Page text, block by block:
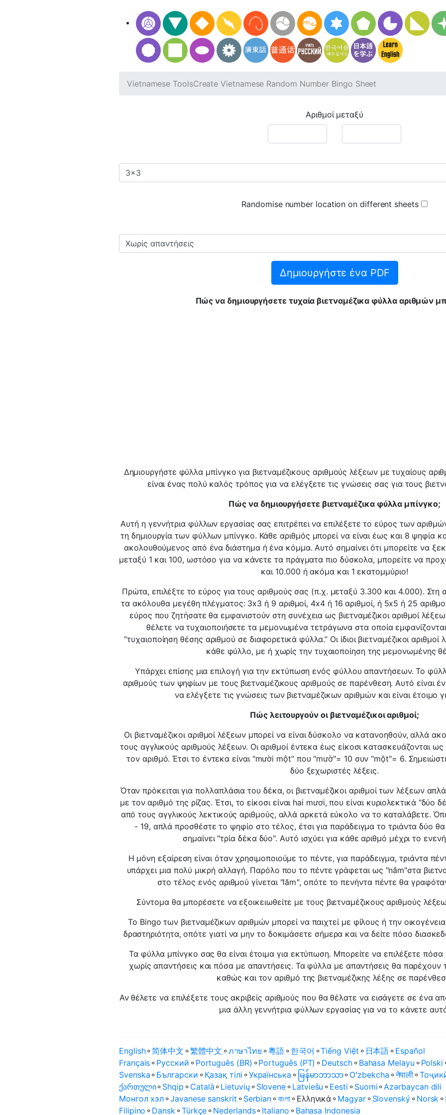
Vietnamese ToolsCreate Vietnamese Random Number Bingo Sheet
Αριθμοί μεταξύ
Randomise number location on different sheets
Δημιουργήστε ένα PDF
Πώς να δημιουργήσετε τυχαία βιετναμέζικα φύλλα αριθμών
Δημιουργήστε φύλλα μπίνγκο για βιετναμέζικους αριθμούς λέξεων με τυχαίους
είναι ένας πολύ καλός τρόπος για να ελέγξετε τις γνώσεις σας για τους
Πώς να δημιουργήσετε βιετναμέζικα φύλλα μπίνγκο;
Αυτή η γεννήτρια φύλλων εργασίας σας επιτρέπει να επιλέξετε το εύρος των
τη δημιουργία των φύλλων μπίνγκο. Κάθε αριθμός μπορεί να είναι έως και 8 ψηφία
ακολουθούμενος από ένα διάστημα ή ένα κόμμα. Αυτό σημαίνει ότι μπορείτε να
μεταξύ 1 και 100, ωστόσο για να κάνετε τα πράγματα πιο δύσκολα, μπορείτε να
και 10.000 ή ακόμα και 1 εκατομμύριο!
Πρώτα, επιλέξτε το εύρος για τους αριθμούς σας (π.χ. μεταξύ 3.300 και 4.000). Στη
τα ακόλουθα μεγέθη πλέγματος: 3x3 ή 9 αριθμοί, 4x4 ή 16 αριθμοί, ή 5x5 ή 25
εύρος που ζητήσατε θα εμφανιστούν στη συνέχεια ως βιετναμέζικοι αριθμοί
θέλετε να τυχαιοποιήσετε τα μεμονωμένα τετράγωνα στα οποία εμφανίζονται
“τυχαιοποίηση θέσης αριθμού σε διαφορετικά φύλλα.” Οι ίδιοι βιετναμέζικοι
κάθε φύλλο, με ή χωρίς την τυχαιοποίηση της μεμονωμένης
Υπάρχει επίσης μια επιλογή για την εκτύπωση ενός φύλλου απαντήσεων. Το
αριθμούς των ψηφίων με τους βιετναμέζικους αριθμούς σε παρένθεση. Αυτό είναι
να ελέγξετε τις γνώσεις των βιετναμέζικων αριθμών και είναι έτοιμο
Πώς λειτουργούν οι βιετναμέζικοι αριθμοί;
Οι βιετναμέζικοι αριθμοί λέξεων μπορεί να είναι δύσκολο να κατανοηθούν, αλλά
τους αγγλικούς αριθμούς λέξεων. Οι αριθμοί έντεκα έως είκοσι κατασκευάζονται
τον αριθμό. Έτσι το έντεκα είναι "mười một" που "mườ"= 10 συν "một"= 6. Σημειώστε
δύο ξεχωριστές λέξεις.
Όταν πρόκειται για πολλαπλάσια του δέκα, οι βιετναμέζικοι αριθμοί των λέξεων
με τον αριθμό της ρίζας. Έτσι, το είκοσι είναι hai mươi, που είναι κυριολεκτικά "δύο
από τους αγγλικούς λεκτικούς αριθμούς, αλλά αρκετά εύκολο να το καταλάβετε.
- 19, απλά προσθέστε το ψηφίο στο τέλος, έτσι για παράδειγμα το τριάντα δύο
σημαίνει "τρία δέκα δύο". Αυτό ισχύει για κάθε αριθμό μέχρι το
Η μόνη εξαίρεση είναι όταν χρησιμοποιούμε το πέντε, για παράδειγμα, τριάντα
υπάρχει μια πολύ μικρή αλλαγή. Παρόλο που το πέντε γράφεται ως "năm"στα
στο τέλος ενός αριθμού γίνεται "lăm", οπότε το πενήντα πέντε θα
Σύντομα θα μπορέσετε να εξοικειωθείτε με τους βιετναμέζικους αριθμούς
Το Bingo των βιετναμέζικων αριθμών μπορεί να παιχτεί με φίλους ή την
δραστηριότητα, οπότε γιατί να μην το δοκιμάσετε σήμερα και να δείτε πόσο
Τα φύλλα μπίνγκο σας θα είναι έτοιμα για εκτύπωση. Μπορείτε να επιλέξετε
χωρίς απαντήσεις και πόσα με απαντήσεις. Τα φύλλα με απαντήσεις θα παρέχουν
καθώς και τον αριθμό της βιετναμέζικης λέξης σε
Αν θέλετε να επιλέξετε τους ακριβείς αριθμούς που θα θέλατε να εισάγετε σε ένα
μια άλλη γεννήτρια φύλλων εργασίας για να το κάνετε
English⚬简体中文 ⚬繁體中文 ⚬ภาษาไทย ⚬粵語⚬ 한국어 ⚬Tiếng Việt ⚬ 日本語 ⚬ Español
Français ⚬ Русский ⚬ Português (BR) ⚬Português (PT) ⚬ Deutsch⚬ Bahasa Melayu ⚬ Polski
Svenska ⚬ Български ⚬ Қазақ тілі ⚬Українська ⚬ မြန်မာဘာသာ⚬ Oʻzbekcha ⚬नेपाली ⚬
ქართული⚬ Shqip ⚬ Català ⚬ Lietuvių ⚬ Slovene ⚬ Latviešu ⚬ Eesti ⚬ Suomi ⚬Azərbaycan dili
Монгол хэл ⚬Javanese sanskrit ⚬ Serbian ⚬বাংলা⚬ Ελληνικά ⚬ Magyar⚬ Slovenský⚬ Norsk ⚬
Filipino ⚬ Dansk⚬Türkçe ⚬ Nederlands⚬ Italiano ⚬ Bahasa Indonesia